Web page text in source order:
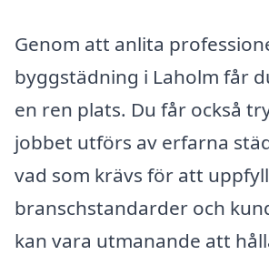
Genom att anlita
byggstädning i Laholm får
en ren plats. Du får också
jobbet utförs av erfarna
vad som krävs för att
branschstandarder och
kan vara utmanande att